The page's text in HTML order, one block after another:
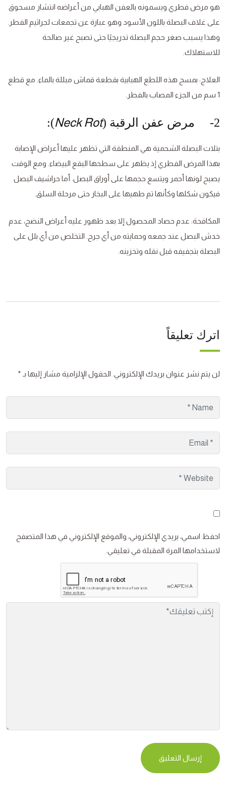
هو مرض فطري ويسمونه بالعفن الهبابي من أعراضه انتشار مسحوق
على غلاف البصلة باللون الأسود وهو عبارة عن تجمعات لجراثيم الفطر.
وهذا يسبب صغر حجم البصلة تدريجيًا حتى تصبح غير صالحة
للاستهلاك.
العلاج: بمسح هذه اللطع الهبابية بقطعة قماش مبللة بالماء. مع قطع
1 سم من الجزء المصاب بالفطر.
2- مرض عفن الرقبة ( Neck Rot
):
بتلات البصلة الشحمية هي المنطقة التي تظهر عليها أعراض الإصابة
بهذا المرض الفطري إذ يظهر على سطحها البقع البيضاء. ومع الوقت
يصبح لونها أحمر ويتسع حجمها على أوراق البصل. أما حراشيف البصل
فيكون شكلها وكأنها تم طهيها على البخار حتى مرحلة السلق.
المكافحة: عدم حصاد المحصول إلا بعد ظهور عليه أعراض النضج، عدم
خدش البصل عند جمعه وحمايته من أي جرح. التخلص من أي بلل على
البصلة بتجفيفه قبل نقله وتخزينه.
اترك تعليقاً
لن يتم نشر عنوان بريدك الإلكتروني. الحقول الإلزامية مشار إليها بـ *
احفظ اسمي، بريدي الإلكتروني، والموقع الإلكتروني في هذا المتصفح
لاستخدامها المرة المقبلة في تعليقي.